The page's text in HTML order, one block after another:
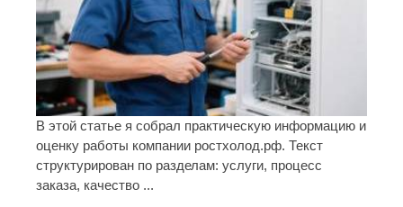
В этой статье я собрал практическую информацию и
оценку работы компании ростхолод.рф. Текст
структурирован по разделам: услуги, процесс
заказа, качество ...